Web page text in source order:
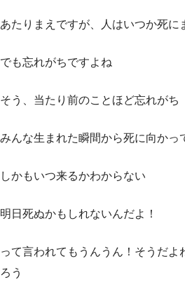
あたりまえですが、人はいつか死に
でも忘れがちですよね
そう、当たり前のことほど忘れがち
みんな生まれた瞬間から死に向かっ
しかもいつ来るかわからない
明日死ぬかもしれないんだよ！
って言われてもうんうん！そうだ
ろう